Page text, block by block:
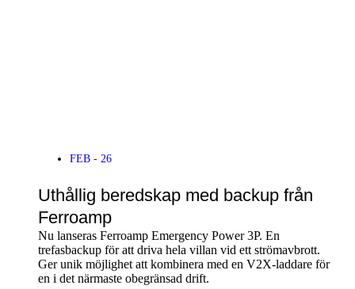
FEB - 26
Uthållig beredskap med backup från
Ferroamp
Nu lanseras Ferroamp Emergency Power 3P. En
trefasbackup för att driva hela villan vid ett strömavbrott.
Ger unik möjlighet att kombinera med en V2X-laddare för
en i det närmaste obegränsad drift.